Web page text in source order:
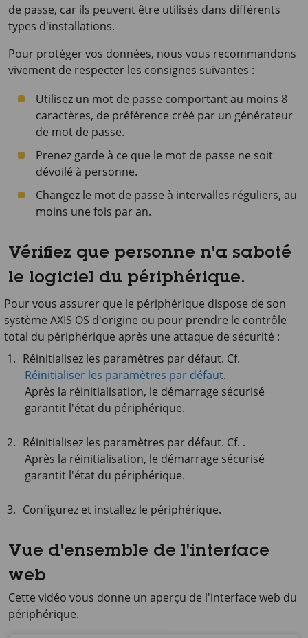
de passe, car ils peuvent être utilisés dans différents
types d'installations.
Pour protéger vos données, nous vous recommandons
vivement de respecter les consignes suivantes :
Utilisez un mot de passe comportant au moins 8
caractères, de préférence créé par un générateur
de mot de passe.
Prenez garde à ce que le mot de passe ne soit
dévoilé à personne.
Changez le mot de passe à intervalles réguliers, au
moins une fois par an.
Vérifiez que personne n'a saboté
le logiciel du périphérique.
Pour vous assurer que le périphérique dispose de son
système AXIS OS d'origine ou pour prendre le contrôle
total du périphérique après une attaque de sécurité :
Réinitialisez les paramètres par défaut. Cf.
Réinitialiser les paramètres par défaut.
Après la réinitialisation, le démarrage sécurisé
garantit l'état du périphérique.
Réinitialisez les paramètres par défaut. Cf. .
Après la réinitialisation, le démarrage sécurisé
garantit l'état du périphérique.
Configurez et installez le périphérique.
Vue d'ensemble de l'interface
web
Cette vidéo vous donne un aperçu de l'interface web du
périphérique.